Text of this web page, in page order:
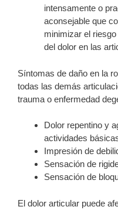
intensamente o
aconsejable que
minimizar el
del dolor en las
Síntomas de daño en la
todas las demás
trauma o enfermedad
Dolor repentino y
actividades
Impresión de
Sensación de
Sensación de
El dolor articular puede